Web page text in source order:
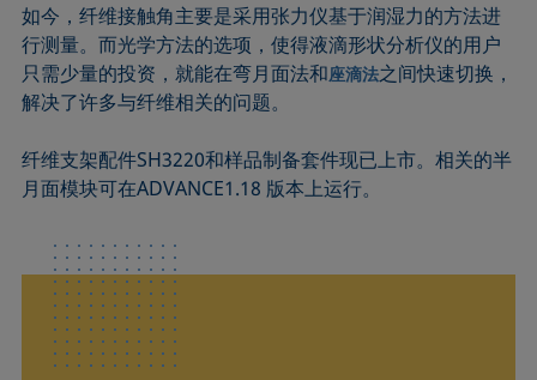
如今，纤维接触角主要是采用张力仪基于润湿力的方法进
行测量。而光学方法的选项，使得液滴形状分析仪的用户
只需少量的投资，就能在弯月面法和座滴法之间快速切换，
解决了许多与纤维相关的问题。
纤维支架配件SH3220和样品制备套件现已上市。相关的半
月面模块可在ADVANCE1.18 版本上运行。